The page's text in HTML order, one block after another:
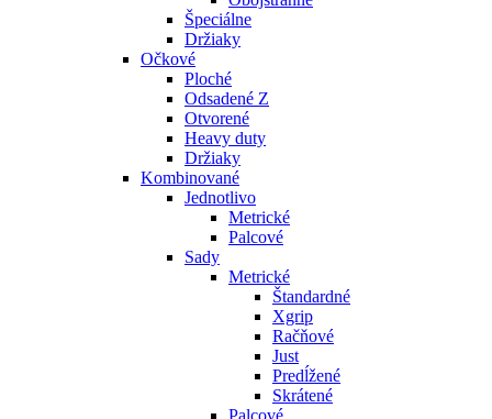
Špeciálne
Držiaky
Očkové
Ploché
Odsadené Z
Otvorené
Heavy duty
Držiaky
Kombinované
Jednotlivo
Metrické
Palcové
Sady
Metrické
Štandardné
Xgrip
Račňové
Just
Predĺžené
Skrátené
Palcové